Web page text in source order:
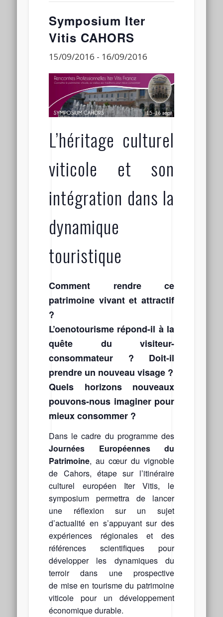
Flux des publicationsSymposium Iter
Vitis CAHORS
15/09/2016 - 16/09/2016
L’héritage culturel
viticole et son
intégration dans la
dynamique
touristique
Comment rendre ce
patrimoine vivant et attractif
?
L’oenotourisme répond-il à la
quête du visiteur-
consommateur ? Doit-il
prendre un nouveau visage ?
Quels horizons nouveaux
pouvons-nous imaginer pour
mieux consommer ?
Dans le cadre du programme des
Journées Européennes du
Patrimoine, au cœur du vignoble
de Cahors, étape sur l’itinéraire
culturel européen Iter Vitis, le
symposium permettra de lancer
une réflexion sur un sujet
d’actualité en s’appuyant sur des
expériences régionales et des
références scientifiques pour
développer les dynamiques du
terroir dans une prospective
de mise en tourisme du patrimoine
viticole pour un développement
économique durable.
Laisser
un